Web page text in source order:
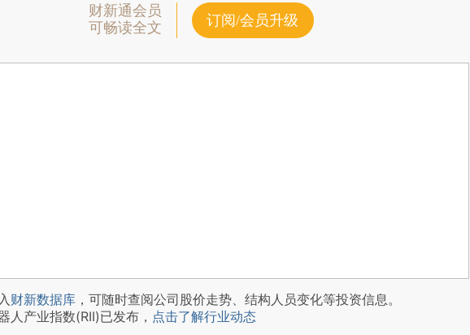
财新通会员
可畅读全文
订阅/会员升级
财新数据库 ，可随时查阅公司股价走势、结构人员变化等投资信息。
产业指数(RII)已发布， 点击了解行业动态